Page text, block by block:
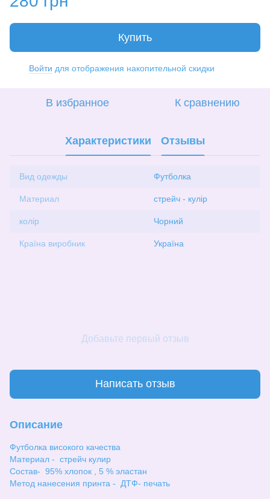
Купить
Войти для отображения накопительной скидки
В избранное К сравнению
Характеристики Отзывы
Вид одежды Футболка
Материал стрейч - кулір
колір Чорний
Країна виробник Україна
Добавьте первый отзыв
Написать отзыв
Описание
Футболка високого качества
Материал - стрейч кулир
Состав- 95% хлопок , 5 % эластан
Метод нанесения принта - ДТФ- печать